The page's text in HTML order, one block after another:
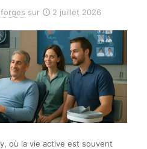
sur 2 juillet 2026
où la vie active est souvent